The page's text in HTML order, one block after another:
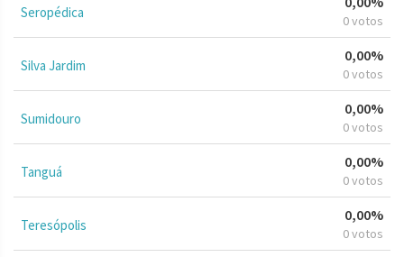
Seropédica 0 votos
Silva Jardim
0,00%
0 votos
Sumidouro
0,00%
0 votos
Tanguá
0,00%
0 votos
Teresópolis
0,00%
0 votos